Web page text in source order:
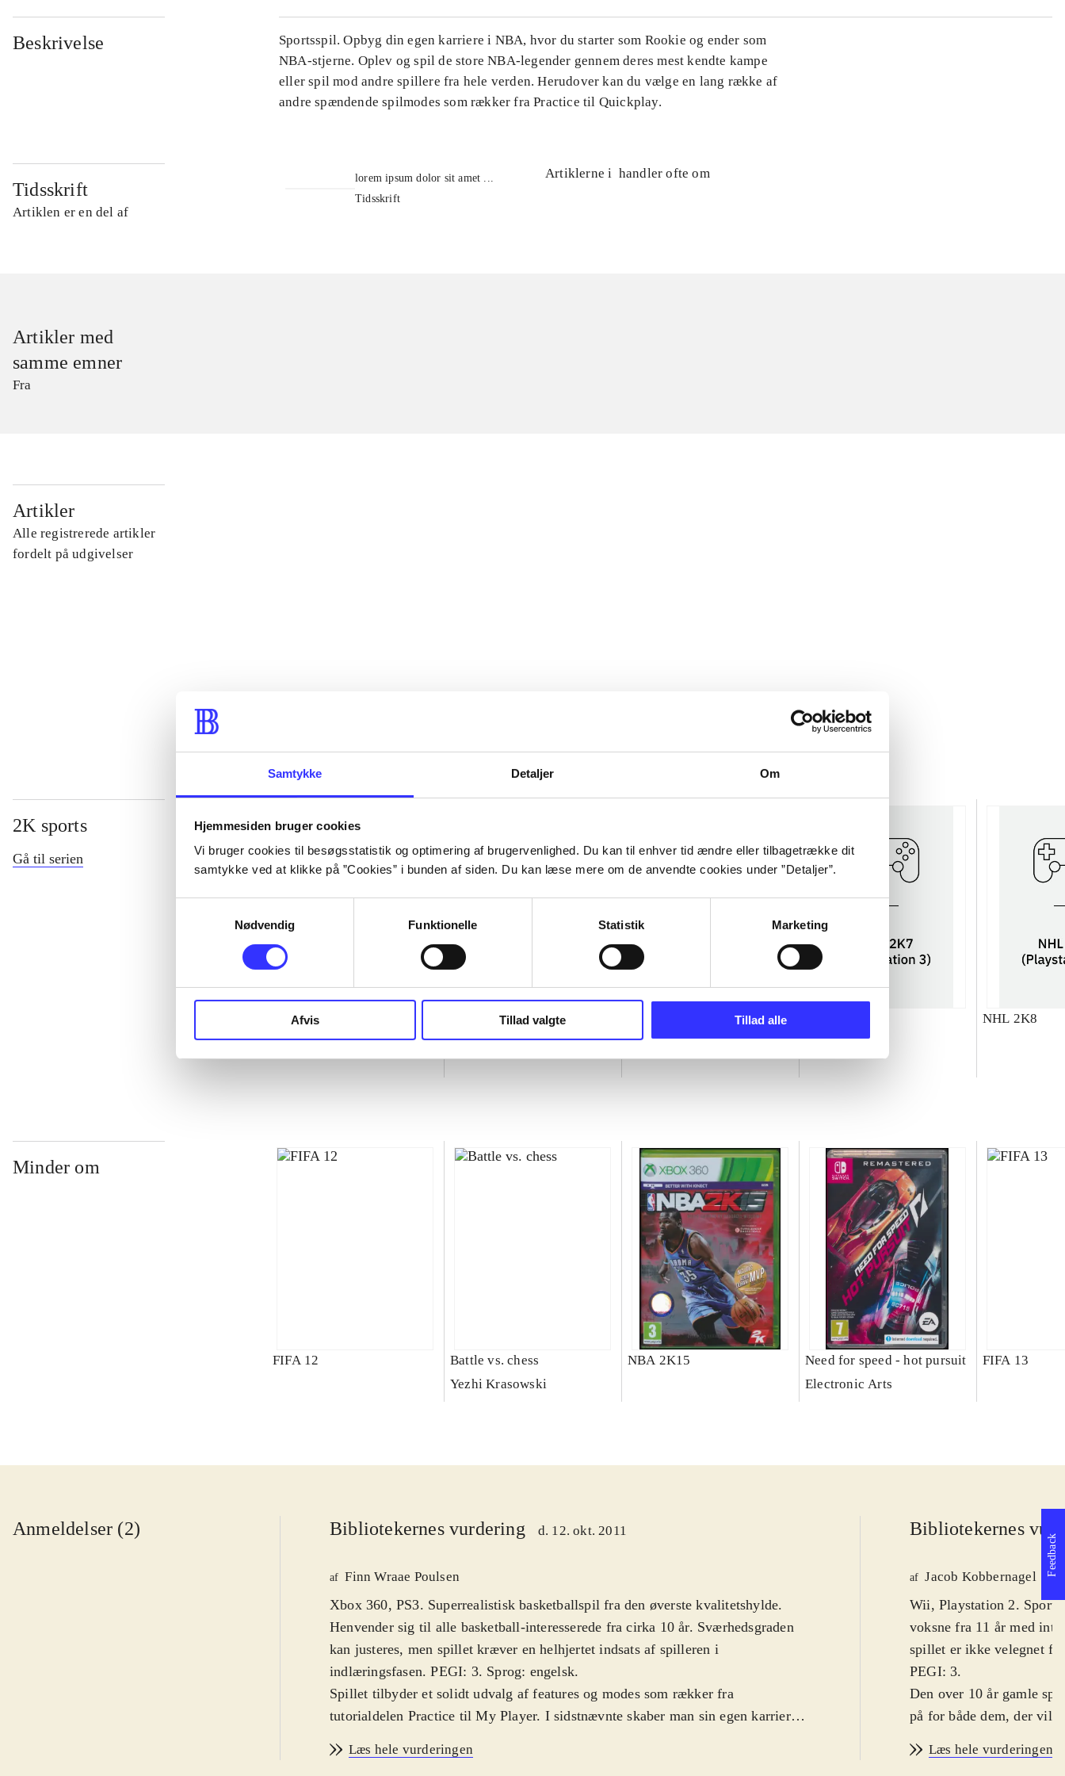
Samtykke Detaljer Om
Hjemmesiden bruger cookies
Vi bruger cookies til besøgsstatistik og optimering af brugervenlighed. Du kan til enhver tid ændre eller tilbagetrække dit
samtykke ved at klikke på ”Cookies” i bunden af siden. Du kan læse mere om de anvendte cookies under ”Detaljer”.
Nødvendig
Funktionelle Statistik Marketing
Afvis Tillad valgte Tillad alle
Beskrivelse
Sportsspil. Opbyg din egen karriere i NBA, hvor du starter som Rookie og ender som
NBA-stjerne. Oplev og spil de store NBA-legender gennem deres mest kendte kampe
eller spil mod andre spillere fra hele verden. Herudover kan du vælge en lang række af
andre spændende spilmodes som rækker fra Practice til Quickplay.
Tidsskrift
Artiklen er en del af
lorem ipsum dolor sit amet ...
Tidsskrift
Artiklerne i handler ofte om
Artikler med
samme emner
Fra
Artikler
Alle registrerede artikler
fordelt på udgivelser
2K sports
Gå til serien
NHL (2K sports, Playstation
2)
The bigs
Jason Leigh
Denby Grace
Colin O'Hara
NHL 2K8
Minder om
FIFA 12
Battle vs. chess
Yezhi Krasowski
NBA 2K15
Need for speed - hot pursuit
Electronic Arts
FIFA 13
Anmeldelser (2) Bibliotekernes vurdering d. 12. okt. 2011
af Finn Wraae Poulsen
Xbox 360, PS3. Superrealistisk basketballspil fra den øverste kvalitetshylde.
Henvender sig til alle basketball-interesserede fra cirka 10 år. Sværhedsgraden
kan justeres, men spillet kræver en helhjertet indsats af spilleren i
indlæringsfasen. PEGI: 3. Sprog: engelsk.
Spillet tilbyder et solidt udvalg af features og modes som rækker fra
tutorialdelen Practice til My Player. I sidstnævnte skaber man sin egen karriere
forhandling af kontrakter og meget andet. I NBA's Greatest kan man
Læs hele vurderingen
Bibliotekernes
af Jacob Kobbernagel
Wii, Playstation 2.
voksne fra 11 år med
spillet er ikke velegnet
PEGI: 3.
Den over 10 år gamle
på for både dem, der vil
trindeling på wii-
Læs hele vurderingen
Feedback